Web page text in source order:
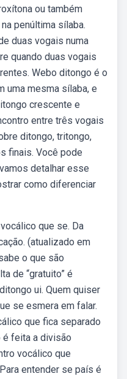
ou também
penúltima sílaba.
duas vogais numa
quando duas vogais
Webo ditongo é o
uma mesma sílaba, e
crescente e
entre três vogais
ditongo, tritongo,
finais. Você pode
detalhar esse
como diferenciar
que se. Da
(atualizado em
o que são
de “gratuito” é
ui. Quem quiser
se esmera em falar.
que fica separado
feita a divisão
vocálico que
entender se país é